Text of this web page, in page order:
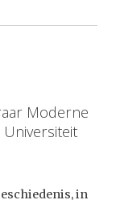
Moderne
in